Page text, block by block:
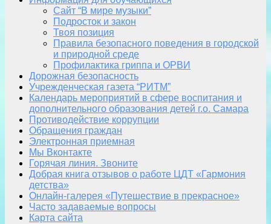
Сайт “В мире музыки”
Подросток и закон
Твоя позиция
Правила безопасного поведения в городской
и природной среде
Профилактика гриппа и ОРВИ
Дорожная безопасность
Учрежденческая газета “РИТМ”
Календарь мероприятий в сфере воспитания и
дополнительного образования детей г.о. Самара
Противодействие коррупции
Обращения граждан
Электронная приемная
Мы Вконтакте
Горячая линия. Звоните
Добрая книга отзывов о работе ЦДТ «Гармония
детства»
Онлайн-галерея «Путешествие в прекрасное»
Часто задаваемые вопросы
Карта сайта